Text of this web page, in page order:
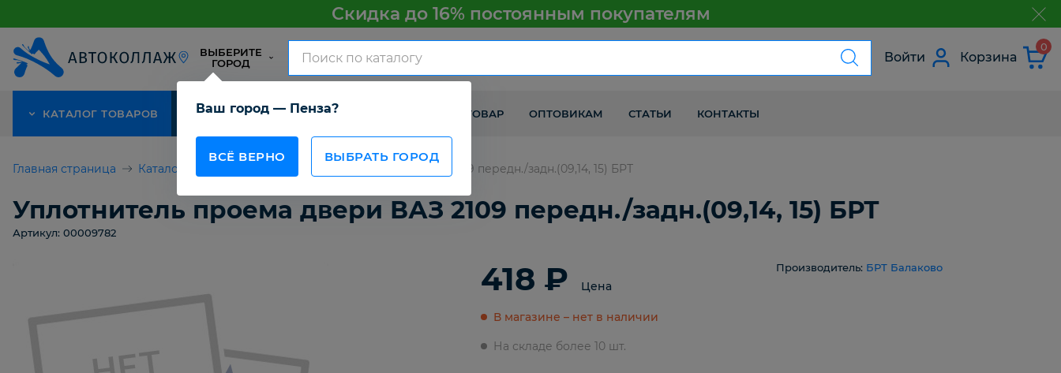
Скидка до 16% постоянным покупателям
ВЫБЕРИТЕ
ГОРОД
Ваш город — Пенза?
ВСЁ ВЕРНО ВЫБРАТЬ ГОРОД
Войти Корзина
0
КАТАЛОГ ТОВАРОВ АКЦИЯ О КОМПАНИИ КАК ПОЛУЧИТЬ ТОВАР ОПТОВИКАМ СТАТЬИ КОНТАКТЫ
Главная страница Каталог товаров Уплотнитель проема двери ВАЗ 2109 передн./задн.(09,14, 15) БРТ
Уплотнитель проема двери ВАЗ 2109 передн./задн.(09,14, 15) БРТ
Артикул: 00009782
418 ₽ Цена
В магазине – нет в наличии
На складе более 10 шт.
Производитель: БРТ Балаково